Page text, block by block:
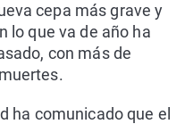
cepa más grave y
lo que va de año ha
con más de
ha comunicado que el